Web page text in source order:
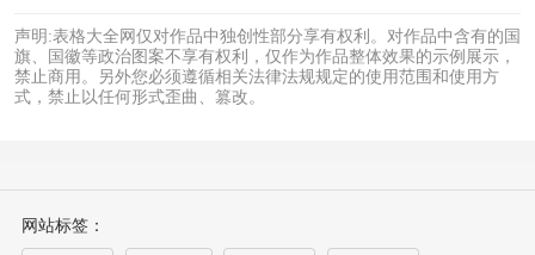
声明:表格大全网仅对作品中独创性部分享有权利。对作品中含有的国
旗、国徽等政治图案不享有权利，仅作为作品整体效果的示例展示，
禁止商用。另外您必须遵循相关法律法规规定的使用范围和使用方
式，禁止以任何形式歪曲、篡改。
网站标签：